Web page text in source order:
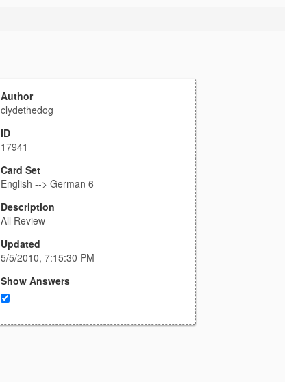
Author
clydethedog
ID
17941
Card Set
English --> German 6
Description
All Review
Updated
5/5/2010, 7:15:30 PM
Show Answers